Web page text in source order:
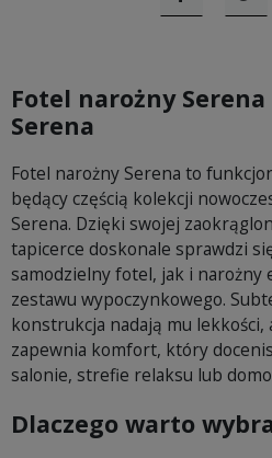
Udostępnij
Fotel narożny Serena
Serena
Fotel narożny Serena to
będący częścią kolekcji
Serena. Dzięki swojej
tapicerce doskonale sprawdzi
samodzielny fotel, jak i narożny
zestawu wypoczynkowego.
konstrukcja nadają mu lekkości,
zapewnia komfort, który
salonie, strefie relaksu lub
Dlaczego warto